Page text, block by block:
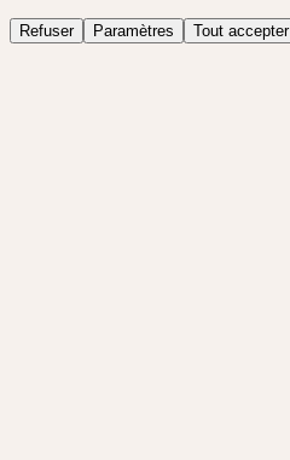
Refuser Paramètres Tout accepter